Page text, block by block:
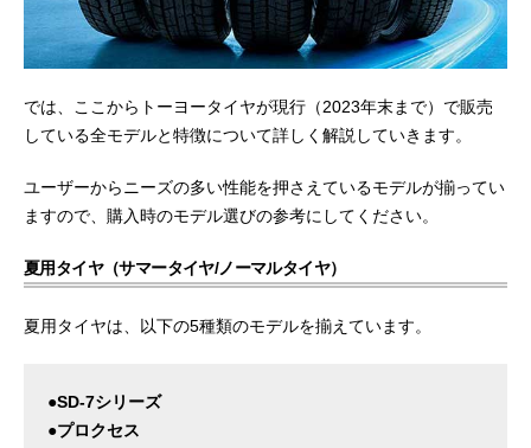
では、ここからトーヨータイヤが現行（2023年末まで）で販売
している全モデルと特徴について詳しく解説していきます。
ユーザーからニーズの多い性能を押さえているモデルが揃ってい
ますので、購入時のモデル選びの参考にしてください。
夏用タイヤ（サマータイヤ/ノーマルタイヤ）
夏用タイヤは、以下の5種類のモデルを揃えています。
●SD-7シリーズ
●プロクセス